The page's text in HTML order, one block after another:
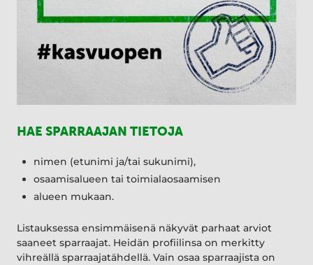
HAE SPARRAAJAN TIETOJA
nimen (etunimi ja/tai sukunimi),
osaamisalueen tai toimialaosaamisen
alueen mukaan.
Listauksessa ensimmäisenä näkyvät parhaat arviot
saaneet sparraajat. Heidän profiilinsa on merkitty
vihreällä sparraajatähdellä. Vain osaa sparraajista on